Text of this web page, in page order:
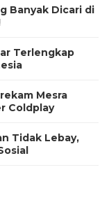
Banyak Dicari di
Terlengkap
Mesra
Coldplay
Tidak Lebay,